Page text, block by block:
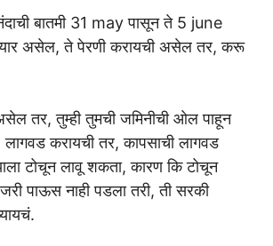
बातमी 31 may पासून ते 5 june
असेल, ते पेरणी करायची असेल तर, करू
तर, तुम्ही तुमची जमिनीची ओल पाहून
करायची तर, कापसाची लागवड
टोचून लावू शकता, कारण कि टोचून
पाऊस नाही पडला तरी, ती सरकी